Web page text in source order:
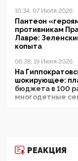
10:34, 07 Июля 2026
Пантеон
противникам
Лавре:
копыта
06:38, 19 Июня 2026
На
шокирующее:
бюджета в 100
многодетные
11:53, 09 Июня 2026
РЕАКЦИЯ